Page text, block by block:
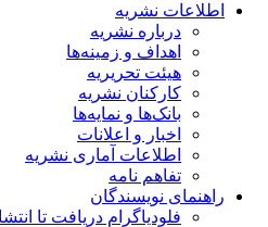
اطلاعات نشریه
درباره نشریه
اهداف و زمینه‌ها
هیئت تحریریه
کارکنان نشریه
بانک‌ها و نمایه‌ها
اخبار و اعلانات
اطلاعات آماری نشریه
تفاهم نامه
راهنمای نویسندگان
فلودیاگرام دریافت تا انتشار